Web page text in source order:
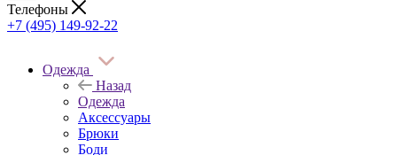
Телефоны
+7 (495) 149-92-22
Одежда
Назад
Одежда
Аксессуары
Брюки
Боди